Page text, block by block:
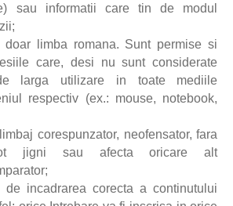
sau informatii care tin de modul
limba romana. Sunt permise si
care, desi nu sunt considerate
larga utilizare in toate mediile
respectiv (ex.: mouse, notebook,
corespunzator, neofensator, fara
jigni sau afecta oricare alt
incadrarea corecta a continutului